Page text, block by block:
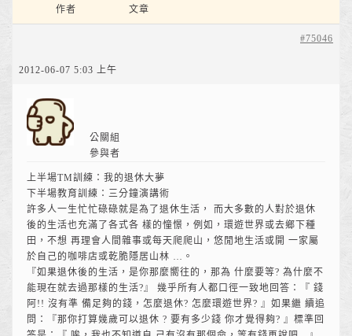
作者 文章
2012-06-07 5:03 上午
#75046
公關組
參與者
上半場TM訓練：我的退休大夢
下半場教育訓練：三分鐘演講術
許多人一生忙忙碌碌就是為了退休生活， 而大多數的人對於退休
後的生活也充滿了各式各 樣的憧憬，例如，環遊世界或去鄉下種
田，不想 再理會人間雜事或每天爬爬山，悠閒地生活或開 一家屬
於自己的咖啡店或乾脆隱居山林 …。
『如果退休後的生活，是你那麼嚮往的，那為 什麼要等? 為什麼不
能現在就去過那樣的生活?』 幾乎所有人都口徑一致地回答：『 錢
阿!! 沒有準 備足夠的錢，怎麼退休? 怎麼環遊世界? 』如果繼 續追
問：『那你打算幾歲可以退休 ? 要有多少錢 你才覺得夠? 』標準回